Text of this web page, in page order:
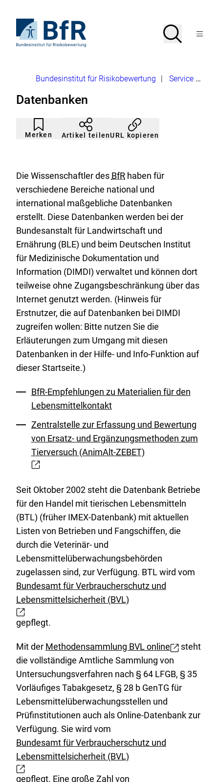
Seiteninhalt
springenStartseite
von
Suche
SucheMenü
Brotkrumennavigation
Bundesinstitut für Risikobewertung Service
Datenbanken
Merken
Artikel
nicht
gemerkt
Durch
Klicken
der
Artikel teilenURL kopieren
Die Wissenschaftler des BfRhaben für
verschiedene Bereiche national und
international maßgebliche Datenbanken
erstellt. Diese Datenbanken werden bei der
Bundesanstalt für Landwirtschaft und
Ernährung (BLE) und beim Deutschen Institut
für Medizinische Dokumentation und
Information (DIMDI) verwaltet und können dort
teilweise ohne Zugangsbeschränkung über das
Internet genutzt werden. (Hinweis für
Erstnutzer, die auf Datenbanken bei DIMDI
zugreifen wollen: Bitte nutzen Sie die
Erläuterungen zum Umgang mit diesen
Datenbanken in der Hilfe- und Info-Funktion auf
dieser Startseite.)
BfR-Empfehlungen zu Materialien für den
Lebensmittelkontakt
Externer
Link:
Zentralstelle zur Erfassung und Bewertung
von Ersatz- und Ergänzungsmethoden zum
Tierversuch (AnimAlt-ZEBET)
Seit Oktober 2002 steht die Datenbank Betriebe
für den Handel mit tierischen Lebensmitteln
(BTL) (früher IMEX-Datenbank) mit aktuellen
Listen von Betrieben und Fangschiffen, die
durch die Veterinär- und
Lebensmittelüberwachungsbehörden
zugelassen sind, zur Verfügung. BTL wird vom
E
x
t
e
r
n
e
r
L
i
n
k
:
Bundesamt für Verbraucherschutz und
Lebensmittelsicherheit (BVL)
gepflegt.
Mit der
E
x
t
e
r
n
e
r
L
i
Methodensammlung BVL online
steht
die vollständige Amtliche Sammlung von
Untersuchungsverfahren nach § 64 LFGB, § 35
Vorläufiges Tabakgesetz, § 28 b GenTG für
Lebensmittelüberwachungsstellen und
Prüfinstitutionen auch als Online-Datenbank zur
Verfügung. Sie wird vom
E
x
Bundesamt für Verbraucherschutz und
Lebensmittelsicherheit (BVL)
gepflegt. Eine große Zahl von